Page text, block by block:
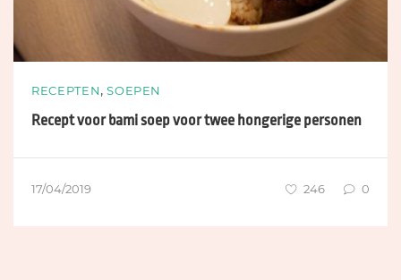
RECEPTEN,SOEPEN
Recept voor bami soep voor twee hongerige personen
17/04/2019 246 0